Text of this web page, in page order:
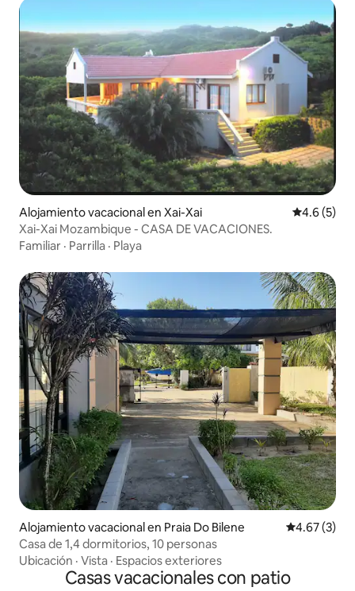
Alojamiento vacacional en Xai-Xai
4.6 (5)
Xai-Xai Mozambique - CASA DE VACACIONES.
Familiar · Parrilla · Playa
Alojamiento vacacional en Praia Do Bilene Calificación
4.67 (3)
Casa de 1,4 dormitorios, 10 personas
Ubicación · Vista · Espacios exteriores
Casas vacacionales con patio